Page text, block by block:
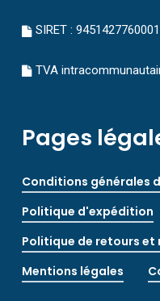
SIRET :
TVA
Pages
Conditions générales
Politique d'expédition
Politique de retours et
Mentions légales